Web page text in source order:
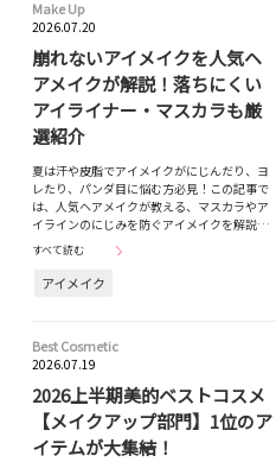
Make Up
2026.07.20
崩れないアイメイクを人気ヘ
アメイクが解説！落ちにくい
アイライナー・マスカラも厳
選紹介
夏は汗や皮脂でアイメイクがにじんだり、ヨ
レたり、パンダ目に悩む方必見！この記事で
は、人気ヘアメイクが教える、マスカラやア
イラインのにじみを防ぐアイメイクを解説…
すべて読む
アイメイク
Best Cosmetic
2026.07.19
2026上半期美的ベストコスメ
【メイクアップ部門】1位のア
イテムが大集結！